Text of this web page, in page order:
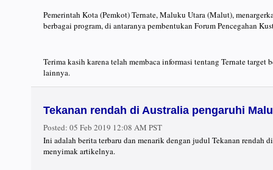
Pemerintah Kota (Pemkot) Ternate, Maluku Utara (Malut),
berbagai program, di antaranya pembentukan Forum Pencegahan
Terima kasih karena telah membaca informasi tentang Ternate target
lainnya.
Tekanan rendah di Australia pengaruhi
Posted: 05 Feb 2019 12:08 AM PST
Ini adalah berita terbaru dan menarik dengan judul Tekanan rendah
menyimak artikelnya.